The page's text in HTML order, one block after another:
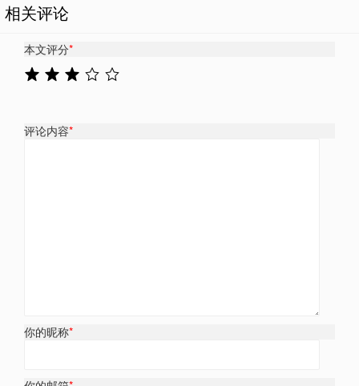
相关评论
本文评分*
评论内容*
你的昵称*